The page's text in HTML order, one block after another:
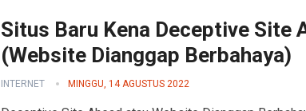
Situs Baru Kena Deceptive Site
(Website Dianggap Berbahaya)
INTERNET MINGGU, 14 AGUSTUS 2022